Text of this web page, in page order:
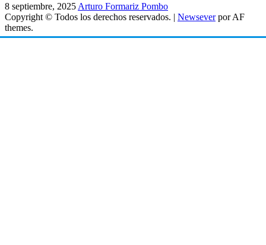
8 septiembre, 2025 Arturo Formariz Pombo
Copyright © Todos los derechos reservados. | Newseverpor AF
themes.